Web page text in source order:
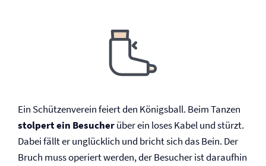
Ein Schützenverein feiert den Königsball. Beim Tanzen
stolpert ein Besucherüber ein loses Kabel und stürzt.
Dabei fällt er unglücklich und bricht sich das Bein. Der
Bruch muss operiert werden, der Besucher ist daraufhin